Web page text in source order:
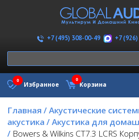
+7 (495) 308-00-49 +7
Избранное
0
Корзина
0
Главная /Акустические
акустика /Акустика для
/ Bowers & Wilkins CT7.3 LCRS